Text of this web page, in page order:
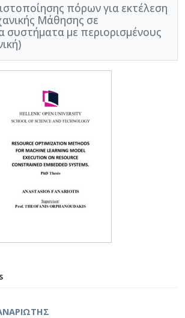
πόρων για εκτέλεση
Μάθησης σε
συστήματα με περιορισμένους